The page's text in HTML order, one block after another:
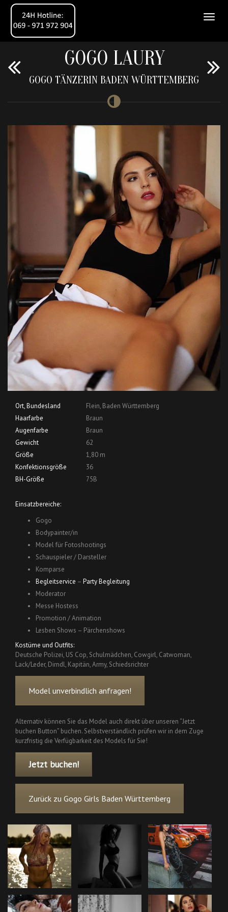
GOGO LAURY
GOGO TÄNZERIN BADEN WÜRTTEMBERG
Ort, Bundesland
Flein, Baden Württemberg
Haarfarbe
Braun
Augenfarbe
Braun
Gewicht
62
Größe
1,80 m
Konfektionsgröße
36
BH-Größe
75B
Einsatzbereiche:
Gogo
Bodypainter/in
Model für Fotoshootings
Schauspieler / Darsteller
Komparse
Begleitservice – Party Begleitung
Moderator
Messe Hostess
Promotion / Animation
Lesben Shows – Pärchenshows
Kostüme und Outfits:
Deutsche Polizei, US Cop, Schulmädchen, Cowgirl, Catwoman,
Lack/Leder, Dirndl, Kapitän, Army, Schiedsrichter
Model unverbindlich anfragen!
Alternativ können Sie das Model auch direkt über unseren “Jetzt
buchen Button” buchen. Selbstverständlich prüfen wir in dem Zuge
kurzfristig die Verfügbarkeit des Models für Sie!
Jetzt buchen!
Zurück zu Gogo Girls Baden Württemberg